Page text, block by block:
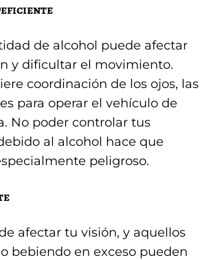
de alcohol puede afectar
y dificultar el movimiento.
coordinación de los ojos, las
para operar el vehículo de
No poder controlar tus
al alcohol hace que
peligroso.
afectar tu visión, y aquellos
bebiendo en exceso pueden